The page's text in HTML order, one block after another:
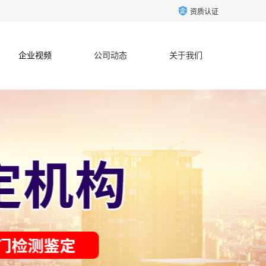
资质认证
企业视频 公司动态 关于我们